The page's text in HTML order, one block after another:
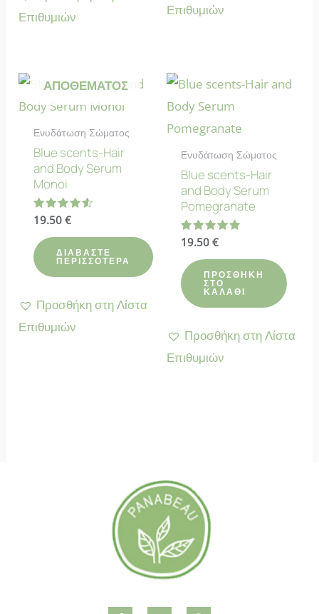
Επιθυμιών
Επιθυμιών
ΑΠΟΘΈΜΑΤΟΣ
Ενυδάτωση Σώματος
Blue scents-Hair
and Body Serum
Monoi
Βαθμολογήθηκε
4.60
από 5
19.50 €
ΔΙΑΒΆΣΤΕ
ΠΕΡΙΣΣΌΤΕΡΑ
Προσθήκη στη Λίστα
Επιθυμιών
Ενυδάτωση Σώματος
Blue scents-Hair
and Body Serum
Pomegranate
Βαθμολογήθηκε
5.00
από 5
19.50€
ΠΡΟΣΘΉΚΗ
ΣΤΟ
ΚΑΛΆΘΙ
Προσθήκη στη Λίστα
Επιθυμιών